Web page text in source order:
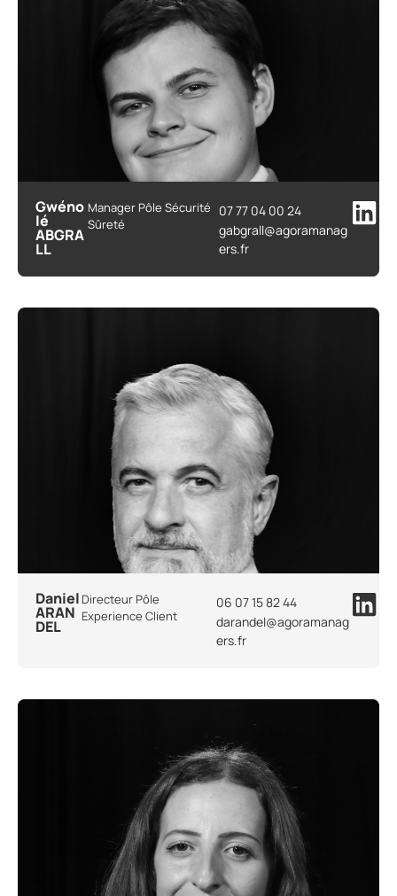
Gwéno
lé
ABGRA
LL
Manager Pôle Sécurité
Sûreté
07 77 04 00 24
gabgrall@agoramanag
ers.fr
Daniel
ARAN
DEL
Directeur Pôle
Experience Client
06 07 15 82 44
darandel@agoramanag
ers.fr